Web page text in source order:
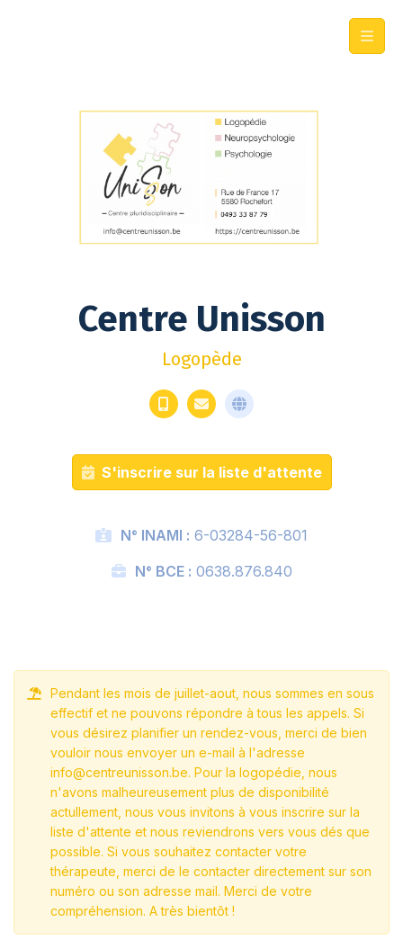
Centre Unisson
Logopède
S'inscrire sur la liste d'attente
N° INAMI : 6-03284-56-801
N° BCE : 0638.876.840
Pendant les mois de juillet-aout, nous sommes en sous
effectif et ne pouvons répondre à tous les appels. Si
vous désirez planifier un rendez-vous, merci de bien
vouloir nous envoyer un e-mail à l'adresse
info@centreunisson.be. Pour la logopédie, nous
n'avons malheureusement plus de disponibilité
actullement, nous vous invitons à vous inscrire sur la
liste d'attente et nous reviendrons vers vous dés que
possible. Si vous souhaitez contacter votre
thérapeute, merci de le contacter directement sur son
numéro ou son adresse mail. Merci de votre
compréhension. A très bientôt !